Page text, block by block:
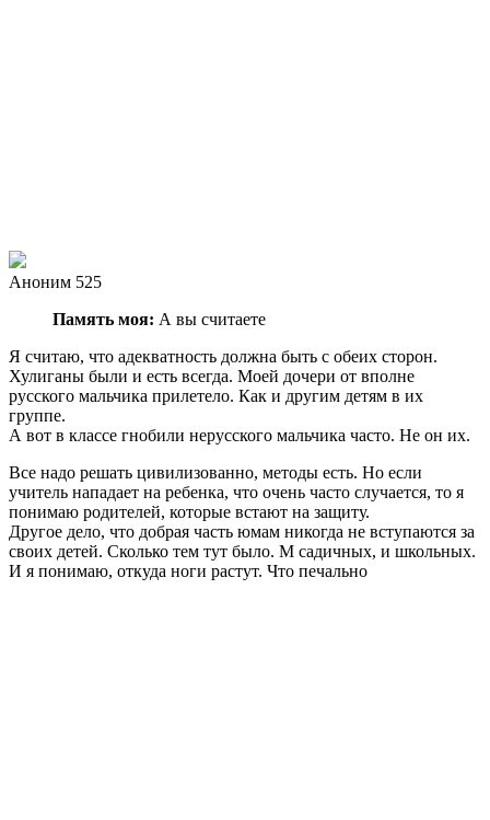
Аноним 525
Память моя: А вы считаете
Я считаю, что адекватность должна быть с обеих сторон.
Хулиганы были и есть всегда. Моей дочери от вполне
русского мальчика прилетело. Как и другим детям в их
группе.
А вот в классе гнобили нерусского мальчика часто. Не он их.
Все надо решать цивилизованно, методы есть. Но если
учитель нападает на ребенка, что очень часто случается, то я
понимаю родителей, которые встают на защиту.
Другое дело, что добрая часть юмам никогда не вступаются за
своих детей. Сколько тем тут было. М садичных, и школьных.
И я понимаю, откуда ноги растут. Что печально